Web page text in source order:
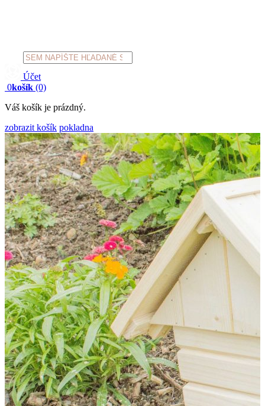
Products
search
Účet
0košík (0)
Váš košík je prázdný.
zobrazit košík pokladna